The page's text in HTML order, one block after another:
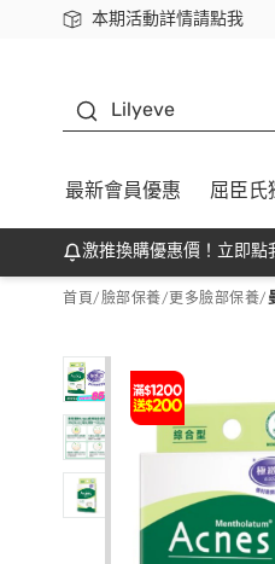
本期活動詳情請點我
下載app最高回饋$350
Lilyeve
最新會員優惠 屈臣氏
激推換購優惠價！立即點
首頁/臉部保養/ 更多臉部保養/